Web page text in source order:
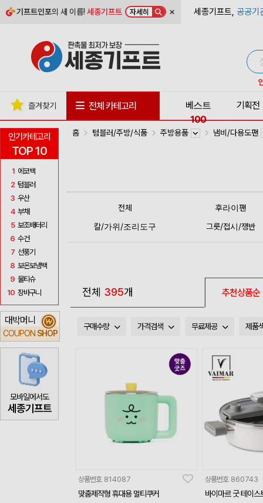
기프트인포의 새 이름!세종기프트 자세히 × 세종기프트, 공공기
인기카테고리
TOP 10
1 에코백
2 텀블러
3 우산
4 부채
5 보조배터리
6 수건
7 선풍기
8 보온보냉백
9 물티슈
10 장바구니
대박머니
COUPON SHOP
₩
모바일에서도
세종기프트
즐겨찾기 전체 카테고리
베스트
100
기획전
홈 텀블러/주방/식품 주방용품 냄비/다용도팬
전체
후라이팬
칼/가위/조리도구
그릇/접시/쟁반
전체 395개 추천상품순
구매수량 가격검색 무료제공 제품
상품번호 814087
맞춤제작형 휴대용 멀티쿠커
상품번호 860743
바이마르 굿 테이스